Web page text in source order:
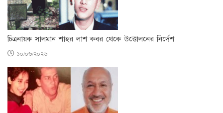
চিত্রনায়ক সালমান শাহর লাশ কবর থেকে উত্তোলনের নির্দেশ
১০/০৬/২০২৬